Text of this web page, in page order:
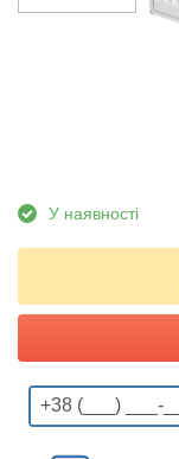
У наявності